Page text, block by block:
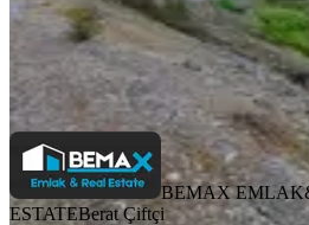
BEMAX EMLAK&REAL ESTATE
Ara
BEMAX
ESTATEBerat Çiftçi